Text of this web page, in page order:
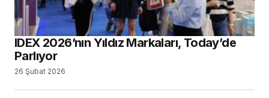
IDEX 2026’nın Yıldız Markaları, Today’de
Parlıyor
26 Şubat 2026